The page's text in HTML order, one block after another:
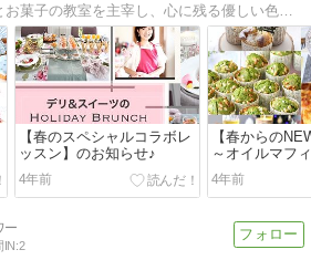
自宅サロンにて料理とお菓子の教室を主宰し、心に残る優しい色合いのアイシングクッキーやバースデーケーキの制作をしております。
【春のスペシャルコラボレ
ッスン】のお知らせ♪
4年前
【春からの
～オイルマフ
4年前
IN:2